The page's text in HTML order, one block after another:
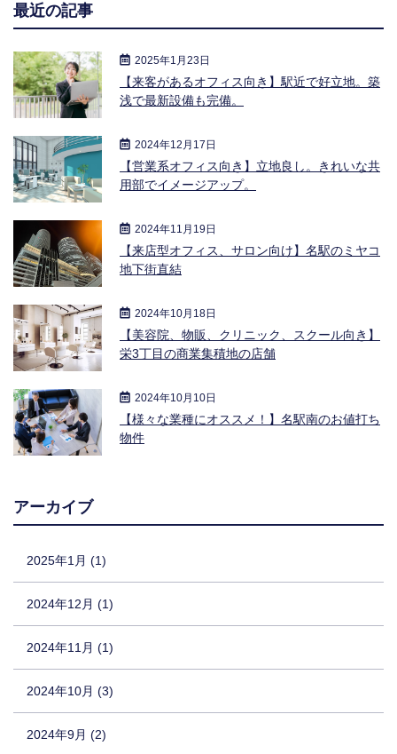
最近の記事
2025年1月23日
【来客があるオフィス向き】駅近で好立地。築
浅で最新設備も完備。
2024年12月17日
【営業系オフィス向き】立地良し。きれいな共
用部でイメージアップ。
2024年11月19日
【来店型オフィス、サロン向け】名駅のミヤコ
地下街直結
2024年10月18日
【美容院、物販、クリニック、スクール向き】
栄3丁目の商業集積地の店舗
2024年10月10日
【様々な業種にオススメ！】名駅南のお値打ち
物件
アーカイブ
2025年1月 (1)
2024年12月 (1)
2024年11月 (1)
2024年10月 (3)
2024年9月 (2)